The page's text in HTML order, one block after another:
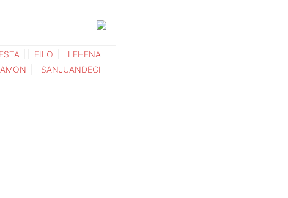
FILO
LEHENA
SANJUANDEGI